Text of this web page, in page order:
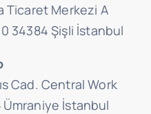
Ticaret Merkezi A
34384 Şişli İstanbul
Cad. Central Work
İstanbul